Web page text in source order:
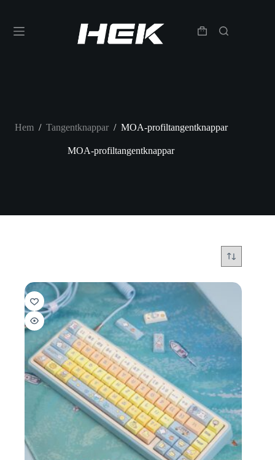
Hem / Tangentknappar / MOA-profiltangentknappar
MOA-profiltangentknappar